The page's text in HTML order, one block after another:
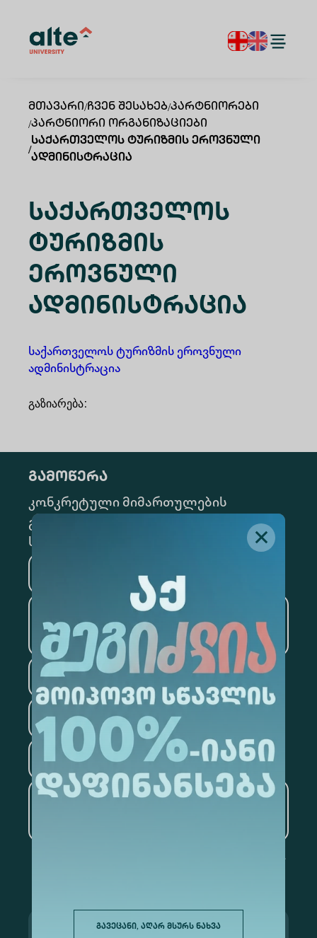
გავეცანი, აღარ მსურს ნახვა
Მთავარი/Ჩვენ Შესახებ/Პარტნიორები
/Პარტნიორი Ორგანიზაციები
/
Საქართველოს Ტურიზმის Ეროვნული
Ადმინისტრაცია
Საქართველოს
Ტურიზმის
Ეროვნული
Ადმინისტრაცია
საქართველოს ტურიზმის ეროვნული
ადმინისტრაცია
გაზიარება:
გამოწერა
კონკრეტული მიმართულების
გამოსაწერად, მონიშნეთ შესაბამისი
სექცია
ბიზნესი
საინფორმაციო
ტექნოლოგიები
სამართალი
ფსიქოლოგია
ტურიზმი
ხელოვნური ინტელექტი